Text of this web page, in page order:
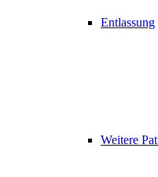
Entlassung
Weitere